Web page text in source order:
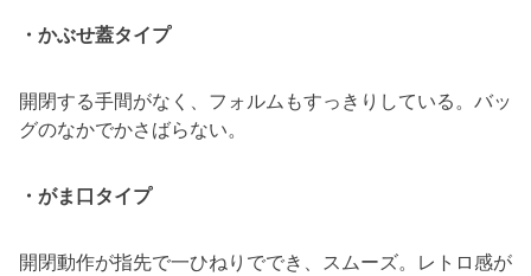
・かぶせ蓋タイプ
開閉する手間がなく、フォルムもすっきりしている。バッ
グのなかでかさばらない。
・がま口タイプ
開閉動作が指先で一ひねりででき、スムーズ。レトロ感が